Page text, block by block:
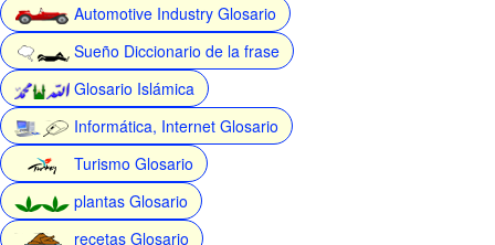
Automotive Industry Glosario
Sueño Diccionario de la frase
Glosario Islámica
Informática, Internet Glosario
Turismo Glosario
plantas Glosario
recetas Glosario